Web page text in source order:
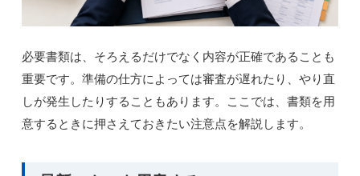
必要書類は、そろえるだけでなく内容が正確であることも
重要です。準備の仕方によっては審査が遅れたり、やり直
しが発生したりすることもあります。ここでは、書類を用
意するときに押さえておきたい注意点を解説します。